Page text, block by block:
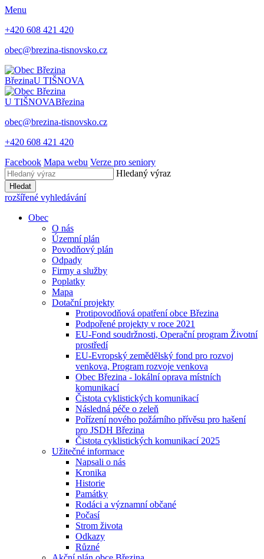
Menu
+420 608 421 420
obec@brezina-tisnovsko.cz
BřezinaU TIŠNOVA
U TIŠNOVABřezina
obec@brezina-tisnovsko.cz
+420 608 421 420
Facebook Mapa webu Verze pro seniory
Hledaný výraz
Hledat
rozšířené vyhledávání
Obec
O nás
Územní plán
Povodňový plán
Odpady
Firmy a služby
Poplatky
Mapa
Dotační projekty
Protipovodňová opatření obce Březina
Podpořené projekty v roce 2021
EU-Fond soudržnosti, Operační program Životní
prostředí
EU-Evropský zemědělský fond pro rozvoj
venkova, Program rozvoje venkova
Obec Březina - lokální oprava místních
komunikací
Čistota cyklistických komunikací
Následná péče o zeleň
Pořízení nového požárního přívěsu pro hašení
pro JSDH Březina
Čistota cyklistických komunikací 2025
Užitečné informace
Napsali o nás
Kronika
Historie
Památky
Rodáci a významní občané
Počasí
Strom života
Odkazy
Různé